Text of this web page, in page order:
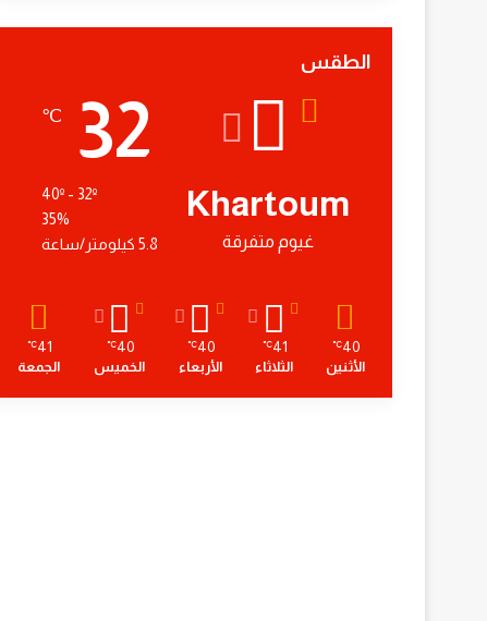
الطقس
Khartoum
غيوم متفرقة
32
℃
35%
5.8 كيلومتر/ساعة
40
℃
الأثنين
41
℃
الثلاثاء
40
℃
الأربعاء
40
℃
الخميس
41
℃
الجمعة